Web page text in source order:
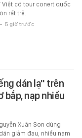
Việt có tour conert quốc
rất trẻ.
- 5 giờ trước
dán lạ" trên
bắp, nạp nhiều
Xuân Son dùng
giảm đau, nhiều nam